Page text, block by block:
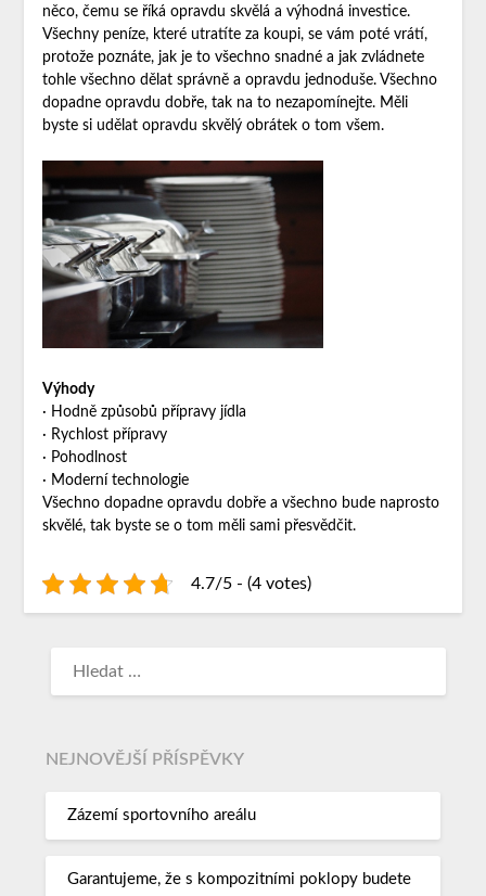
něco, čemu se říká opravdu skvělá a výhodná investice.
Všechny peníze, které utratíte za koupi, se vám poté vrátí,
protože poznáte, jak je to všechno snadné a jak zvládnete
tohle všechno dělat správně a opravdu jednoduše. Všechno
dopadne opravdu dobře, tak na to nezapomínejte. Měli
byste si udělat opravdu skvělý obrátek o tom všem.
Výhody
· Hodně způsobů přípravy jídla
· Rychlost přípravy
· Pohodlnost
· Moderní technologie
Všechno dopadne opravdu dobře a všechno bude naprosto
skvělé, tak byste se o tom měli sami přesvědčit.
4.7/5 - (4 votes)
NEJNOVĚJŠÍ PŘÍSPĚVKY
Zázemí sportovního areálu
Garantujeme, že s kompozitními poklopy budete